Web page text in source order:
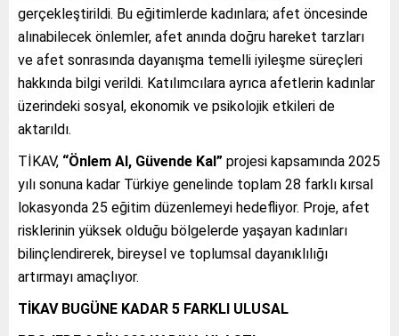
gerçekleştirildi. Bu eğitimlerde kadınlara; afet öncesinde
alınabilecek önlemler, afet anında doğru hareket tarzları
ve afet sonrasında dayanışma temelli iyileşme süreçleri
hakkında bilgi verildi. Katılımcılara ayrıca afetlerin kadınlar
üzerindeki sosyal, ekonomik ve psikolojik etkileri de
aktarıldı.
TİKAV, “Önlem Al, Güvende Kal” projesi kapsamında 2025
yılı sonuna kadar Türkiye genelinde toplam 28 farklı kırsal
lokasyonda 25 eğitim düzenlemeyi hedefliyor. Proje, afet
risklerinin yüksek olduğu bölgelerde yaşayan kadınları
bilinçlendirerek, bireysel ve toplumsal dayanıklılığı
artırmayı amaçlıyor.
TİKAV BUGÜNE KADAR 5 FARKLI ULUSAL